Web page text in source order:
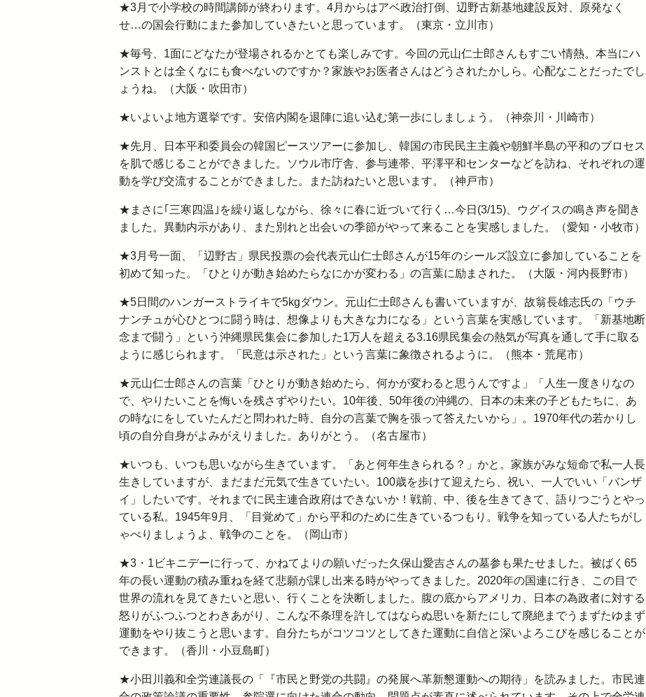
★3月で小学校の時間講師が終わります。4月からはアベ政治打倒、辺野古新基地建設反対、原発なく
せ…の国会行動にまた参加していきたいと思っています。（東京・立川市）
★毎号、1面にどなたが登場されるかとても楽しみです。今回の元山仁士郎さんもすごい情熱。本当にハ
ンストとは全くなにも食べないのですか？家族やお医者さんはどうされたかしら。心配なことだったでし
ょうね。（大阪・吹田市）
★いよいよ地方選挙です。安倍内閣を退陣に追い込む第一歩にしましょう。（神奈川・川崎市）
★先月、日本平和委員会の韓国ピースツアーに参加し、韓国の市民民主主義や朝鮮半島の平和のブロセス
を肌で感じることができました。ソウル市庁舎、参与連帯、平澤平和センターなどを訪ね、それぞれの運
動を学び交流することができました。また訪ねたいと思います。（神戸市）
★まさに｢三寒四温｣を繰り返しながら、徐々に春に近づいて行く…今日(3/15)、ウグイスの鳴き声を聞き
ました。異動内示があり、また別れと出会いの季節がやって来ることを実感しました。（愛知・小牧市）
★3月号一面、「辺野古」県民投票の会代表元山仁士郎さんが15年のシールズ設立に参加していることを
初めて知った。「ひとりが動き始めたらなにかが変わる」の言葉に励まされた。（大阪・河内長野市）
★5日間のハンガーストライキで5kgダウン。元山仁士郎さんも書いていますが、故翁長雄志氏の「ウチ
ナンチュが心ひとつに闘う時は、想像よりも大きな力になる」という言葉を実感しています。「新基地断
念まで闘う」という沖縄県民集会に参加した1万人を超える3.16県民集会の熱気が写真を通して手に取る
ように感じられます。「民意は示された」という言葉に象徴されるように。（熊本・荒尾市）
★元山仁士郎さんの言葉「ひとりが動き始めたら、何かが変わると思うんですよ」「人生一度きりなの
で、やりたいことを悔いを残さずやりたい。10年後、50年後の沖縄の、日本の未来の子どもたちに、あ
の時なにをしていたんだと問われた時、自分の言葉で胸を張って答えたいから」。1970年代の若かりし
頃の自分自身がよみがえりました。ありがとう。（名古屋市）
★いつも、いつも思いながら生きています。「あと何年生きられる？」かと。家族がみな短命で私一人長
生きしていますが、まだまだ元気で生きていたい。100歳を歩けて迎えたら、祝い、一人でいい「バンザ
イ」したいです。それまでに民主連合政府はできないか！戦前、中、後を生きてきて、語りつごうとやっ
ている私。1945年9月、「目覚めて」から平和のために生きているつもり。戦争を知っている人たちがし
ゃべりましょうよ、戦争のことを。（岡山市）
★3・1ビキニデーに行って、かねてよりの願いだった久保山愛吉さんの墓参も果たせました。被ばく65
年の長い運動の積み重ねを経て悲願が課し出来る時がやってきました。2020年の国連に行き、この目で
世界の流れを見てきたいと思い、行くことを決断しました。腹の底からアメリカ、日本の為政者に対する
怒りがふつふつとわきあがり、こんな不条理を許してはならぬ思いを新たにして廃絶までうまずたゆまず
運動をやり抜こうと思います。自分たちがコツコツとしてきた運動に自信と深いよろこびを感じることが
できます。（香川・小豆島町）
★小田川義和全労連議長の「『市民と野党の共闘』の発展へ革新懇運動への期待」を読みました。市民連